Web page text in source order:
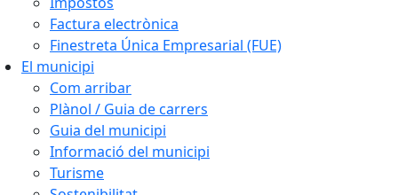
Factura electrònica
Finestreta Única Empresarial (FUE)
El municipi
Com arribar
Plànol / Guia de carrers
Guia del municipi
Informació del municipi
Turisme